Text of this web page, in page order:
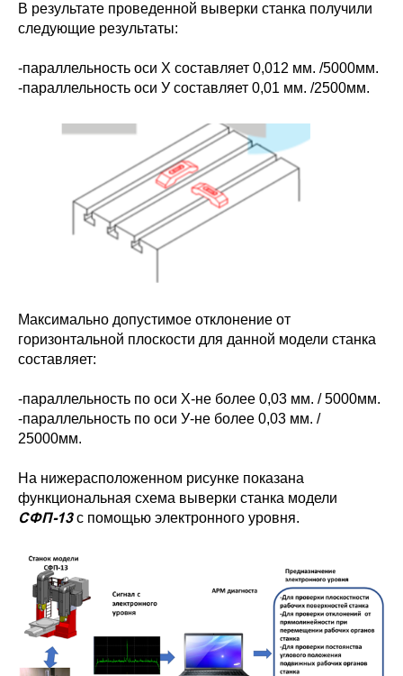
В результате проведенной выверки станка получили
следующие результаты:
-параллельность оси Х составляет 0,012 мм. /5000мм.
-параллельность оси У составляет 0,01 мм. /2500мм.
Максимально допустимое отклонение от
горизонтальной плоскости для данной модели станка
составляет:
-параллельность по оси Х-не более 0,03 мм. / 5000мм.
-параллельность по оси У-не более 0,03 мм. /
25000мм.
На нижерасположенном рисунке показана
функциональная схема выверки станка модели
СФП-13с помощью электронного уровня.